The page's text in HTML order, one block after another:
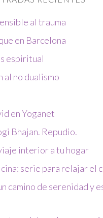
al trauma
en Barcelona
espiritual
al no dualismo
en Yoganet
Bhajan. Repudio.
interior a tu hogar
serie para relajar el
camino de serenidad y